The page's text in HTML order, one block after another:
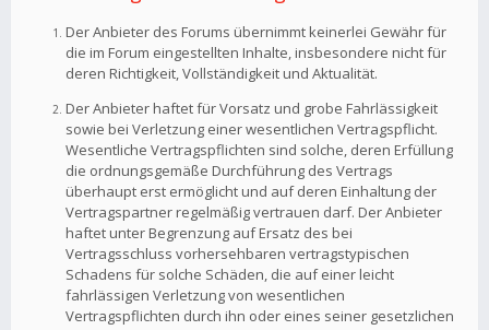
Der Anbieter des Forums übernimmt keinerlei Gewähr für
die im Forum eingestellten Inhalte, insbesondere nicht für
deren Richtigkeit, Vollständigkeit und Aktualität.
Der Anbieter haftet für Vorsatz und grobe Fahrlässigkeit
sowie bei Verletzung einer wesentlichen Vertragspflicht.
Wesentliche Vertragspflichten sind solche, deren Erfüllung
die ordnungsgemäße Durchführung des Vertrags
überhaupt erst ermöglicht und auf deren Einhaltung der
Vertragspartner regelmäßig vertrauen darf. Der Anbieter
haftet unter Begrenzung auf Ersatz des bei
Vertragsschluss vorhersehbaren vertragstypischen
Schadens für solche Schäden, die auf einer leicht
fahrlässigen Verletzung von wesentlichen
Vertragspflichten durch ihn oder eines seiner gesetzlichen